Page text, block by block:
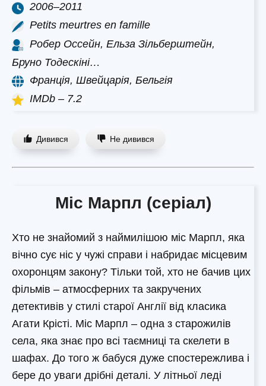
2006–2011
Petits meurtres en famille
Робер Оссейн, Ельза Зільберштейн,
Бруно Тодескіні…
Франція, Швейцарія, Бельгія
IMDb – 7.2
Дивився Не дивився
Міс Марпл (серіал)
Хто не знайомий з наймилішою міс Марпл, яка
вічно сує ніс у чужі справи і набридає місцевим
охоронцям закону? Тільки той, хто не бачив цих
фільмів – атмосферних та закручених
детективів у стилі старої Англії від класика
Агати Крісті. Міс Марпл – одна з старожилів
села, яка знає про всі таємниці та скелети в
шафах. До того ж бабуся дуже спостережлива і
бере до уваги дрібні деталі. У літньої леді